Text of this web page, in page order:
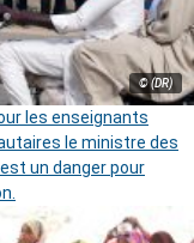
© (DR)
les enseignants
le ministre des
un danger pour